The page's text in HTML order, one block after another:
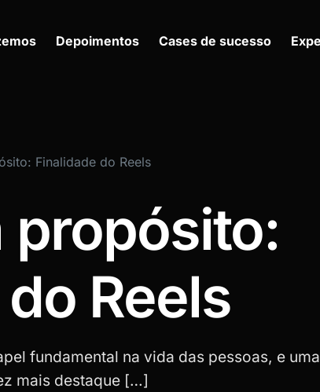
Depoimentos Cases de sucesso
Finalidade do Reels
propósito:
Reels
fundamental na vida das pessoas, e
mais destaque […]